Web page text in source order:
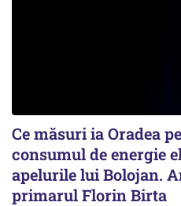
Ce măsuri ia Oradea
consumul de energie
apelurile lui Bolojan.
primarul Florin Birta